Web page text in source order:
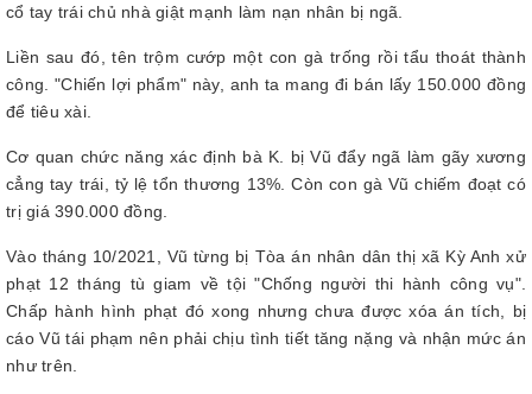
cổ tay trái chủ nhà giật mạnh làm nạn nhân bị ngã.
Liền sau đó, tên trộm cướp một con gà trống rồi tẩu thoát thành
công. "Chiến lợi phẩm" này, anh ta mang đi bán lấy 150.000 đồng
để tiêu xài.
Cơ quan chức năng xác định bà K. bị Vũ đẩy ngã làm gãy xương
cẳng tay trái, tỷ lệ tổn thương 13%. Còn con gà Vũ chiếm đoạt có
trị giá 390.000 đồng.
Vào tháng 10/2021, Vũ từng bị Tòa án nhân dân thị xã Kỳ Anh xử
phạt 12 tháng tù giam về tội "Chống người thi hành công vụ".
Chấp hành hình phạt đó xong nhưng chưa được xóa án tích, bị
cáo Vũ tái phạm nên phải chịu tình tiết tăng nặng và nhận mức án
như trên.